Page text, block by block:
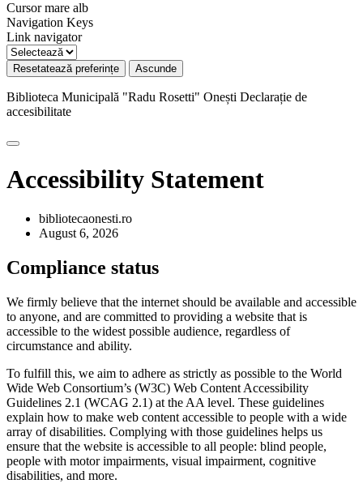
Cursor mare alb
Navigation Keys
Link navigator
Resetatează preferințe Ascunde
Biblioteca Municipală "Radu Rosetti" Onești Declarație de
accesibilitate
Accessibility Statement
bibliotecaonesti.ro
August 6, 2026
Compliance status
We firmly believe that the internet should be available and accessible
to anyone, and are committed to providing a website that is
accessible to the widest possible audience, regardless of
circumstance and ability.
To fulfill this, we aim to adhere as strictly as possible to the World
Wide Web Consortium’s (W3C) Web Content Accessibility
Guidelines 2.1 (WCAG 2.1) at the AA level. These guidelines
explain how to make web content accessible to people with a wide
array of disabilities. Complying with those guidelines helps us
ensure that the website is accessible to all people: blind people,
people with motor impairments, visual impairment, cognitive
disabilities, and more.